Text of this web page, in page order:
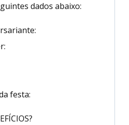
dados abaixo:
festa: